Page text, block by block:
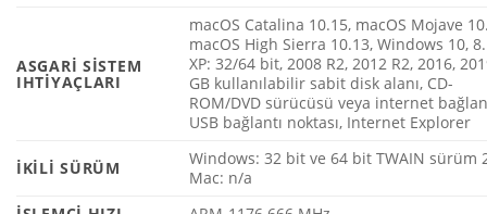
ASGARI SISTEM
IHTIYAÇLARI
macOS Catalina 10.15, macOS Mojave
macOS High Sierra 10.13, Windows 10,
XP: 32/64 bit, 2008 R2, 2012 R2, 2016,
GB kullanılabilir sabit disk alanı, CD-
ROM/DVD sürücüsü veya internet
USB bağlantı noktası, Internet Explorer
İKILI SÜRÜM
Windows: 32 bit ve 64 bit TWAIN sürüm
Mac: n/a